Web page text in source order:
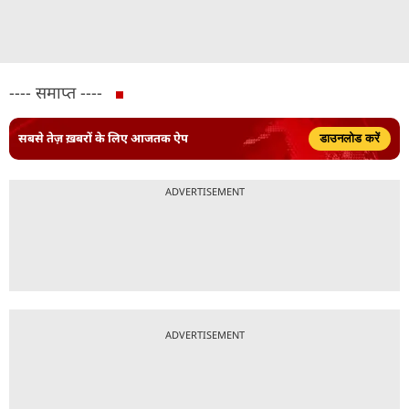
---- समाप्त ----
सबसे तेज़ ख़बरों के लिए आजतक ऐप डाउनलोड करें
ADVERTISEMENT
ADVERTISEMENT